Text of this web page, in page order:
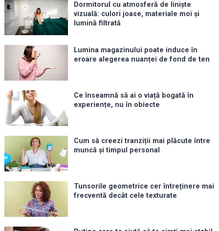
Dormitorul cu atmosferă de liniște
vizuală: culori joase, materiale moi și
lumină filtrată
Lumina magazinului poate induce în
eroare alegerea nuanței de fond de ten
Ce înseamnă să ai o viață bogată în
experiențe, nu în obiecte
Cum să creezi tranziții mai plăcute între
muncă și timpul personal
Tunsorile geometrice cer întreținere mai
frecventă decât cele texturate